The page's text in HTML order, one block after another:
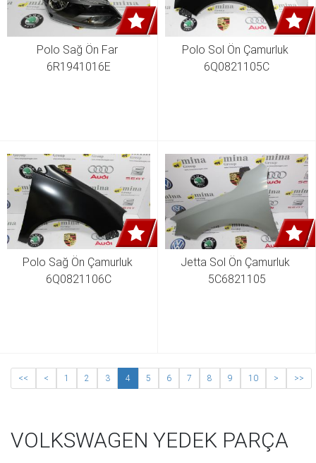
Polo Sağ Ön Far
6R1941016E
Polo Sol Ön Çamurluk
6Q0821105C
Polo Sağ Ön Çamurluk
6Q0821106C
Jetta Sol Ön Çamurluk
5C6821105
<< < 1 2 3 4 5 6 7 8 9 10 > >>
VOLKSWAGEN YEDEK PARÇA